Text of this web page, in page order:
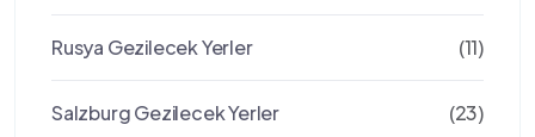
Rusya Gezilecek Yerler (11)
Salzburg Gezilecek Yerler (23)